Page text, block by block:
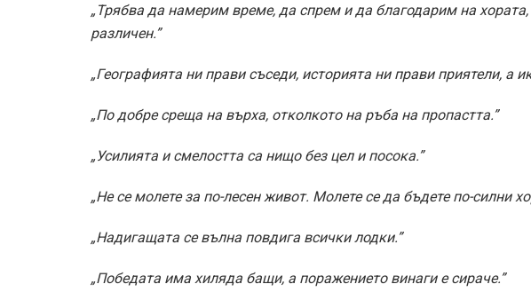
„Трябва да намерим време, да спрем и да благодарим на
различен.”
„Географията ни прави съседи, историята ни прави приятели, а
„По добре среща на върха, отколкото на ръба на пропастта.”
„Усилията и смелостта са нищо без цел и посока.”
„Не се молете за по-лесен живот. Молете се да бъдете по-силни
„Надигащата се вълна повдига всички лодки.”
„Победата има хиляда бащи, а поражението винаги е сираче.”